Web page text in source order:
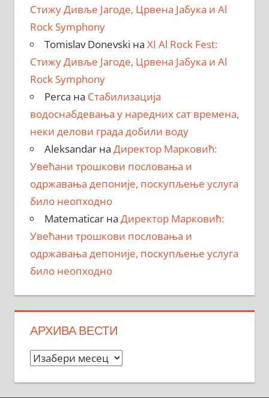
Стижу Дивље Јагоде, Црвена Јабука и Al
Rock Symphony
Tomislav Donevski на XI Al Rock Fest:
Стижу Дивље Јагоде, Црвена Јабука и Al
Rock Symphony
Perca на Стабилизација
водоснабдевања у наредних сат времена,
неки делови града добили воду
Aleksandarна Директор Марковић:
Увећани трошкови пословања и
одржавања депоније, поскупљење услуга
било неопходно
Matematicarна Директор Марковић:
Увећани трошкови пословања и
одржавања депоније, поскупљење услуга
било неопходно
АРХИВА ВЕСТИ
Архива